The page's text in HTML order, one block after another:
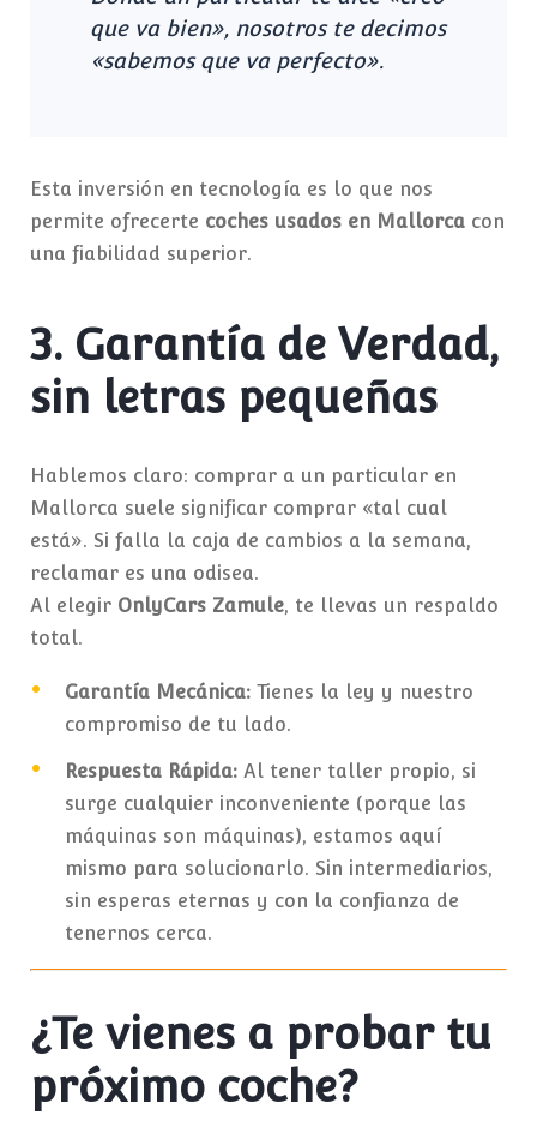
que va bien», nosotros te decimos
«sabemos que va perfecto».
Esta inversión en tecnología es lo que nos
permite ofrecerte coches usados en Mallorca con
una fiabilidad superior.
3. Garantía de Verdad,
sin letras pequeñas
Hablemos claro: comprar a un particular en
Mallorca suele significar comprar «tal cual
está». Si falla la caja de cambios a la semana,
reclamar es una odisea.
Al elegir OnlyCars Zamule, te llevas un respaldo
total.
Garantía Mecánica: Tienes la ley y nuestro
compromiso de tu lado.
Respuesta Rápida: Al tener taller propio, si
surge cualquier inconveniente (porque las
máquinas son máquinas), estamos aquí
mismo para solucionarlo. Sin intermediarios,
sin esperas eternas y con la confianza de
tenernos cerca.
¿Te vienes a probar tu
próximo coche?